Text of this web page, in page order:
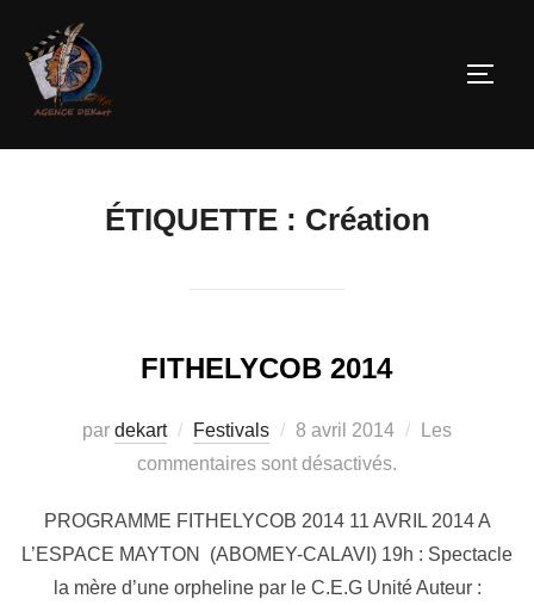
ÉTIQUETTE : Création
FITHELYCOB 2014
par dekart Festivals 8 avril 2014
Les
commentaires sont désactivés.
PROGRAMME FITHELYCOB 2014 11 AVRIL 2014 A
L’ESPACE MAYTON (ABOMEY-CALAVI) 19h : Spectacle
la mère d’une orpheline par le C.E.G Unité Auteur :